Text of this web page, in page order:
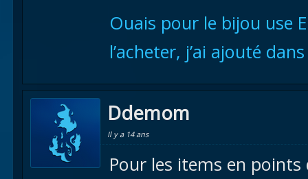
Ouais pour le bijou use
l’acheter, j’ai ajouté
Ddemom
Il y a 14 ans
Pour les items en